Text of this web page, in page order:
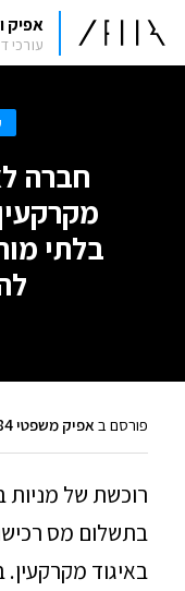
אפיק
עורכי
חברה
בלתי
פורסם ב אפיק משפטי 184 05.08.2015
רוכשת של מניות
בתשלום מס
באיגוד מקרקעין.